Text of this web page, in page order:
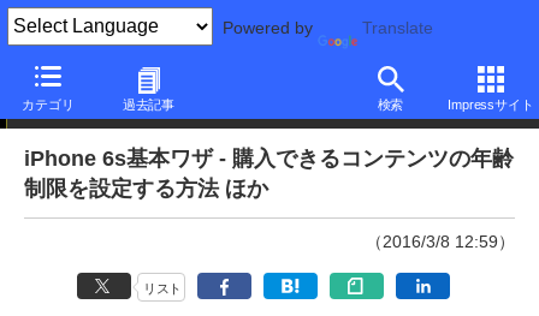
Powered by Translate
カテゴリ 過去記事 検索 Impressサイト
本日のできるネット
iPhone 6s基本ワザ - 購入できるコンテンツの年齢
制限を設定する方法 ほか
（2016/3/8 12:59）
リスト